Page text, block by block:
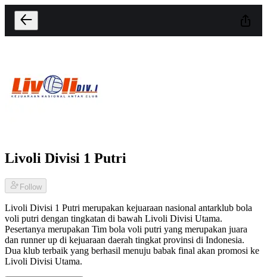
Livoli Divisi 1 Putri
Follow
Livoli Divisi 1 Putri merupakan kejuaraan nasional antarklub bola
voli putri dengan tingkatan di bawah Livoli Divisi Utama.
Pesertanya merupakan Tim bola voli putri yang merupakan juara
dan runner up di kejuaraan daerah tingkat provinsi di Indonesia.
Dua klub terbaik yang berhasil menuju babak final akan promosi ke
Livoli Divisi Utama.